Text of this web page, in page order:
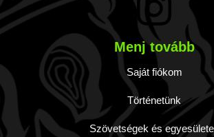
Menj tovább
Saját fiókom
Történetünk
Szövetségek és